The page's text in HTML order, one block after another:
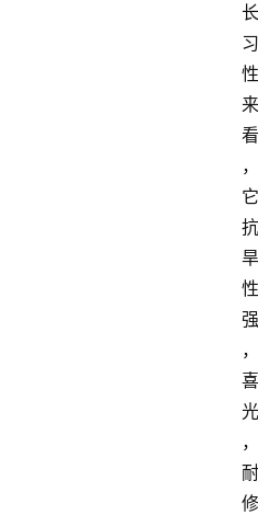
长
习
性
来
看
，
它
抗
旱
性
强
，
喜
光
，
耐
修